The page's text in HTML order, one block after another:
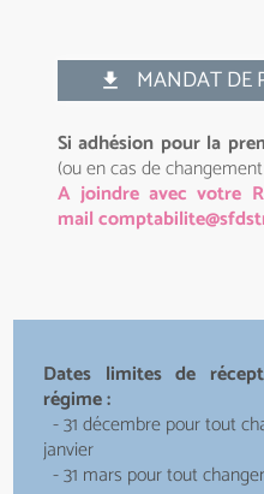
get_app MANDAT DE
Si adhésion pour la
(ou en cas de
A joindre avec votre
mail
Dates limites de
régime :
- 31 décembre pour tout
janvier
- 31 mars pour tout